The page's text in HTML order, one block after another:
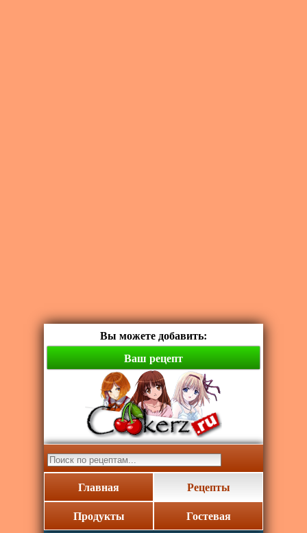
Вы можете добавить:
Ваш рецепт
Главная
Рецепты
Продукты
Гостевая